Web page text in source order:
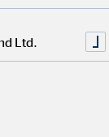
in der
OVB, Expert
Ltd.